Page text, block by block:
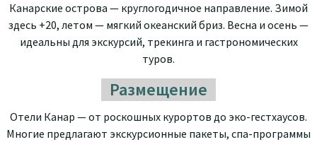
Канарские острова — круглогодичное направление. Зимой
здесь +20, летом — мягкий океанский бриз. Весна и осень —
идеальны для экскурсий, трекинга и гастрономических
туров.
Размещение
Отели Канар — от роскошных курортов до эко-гестхаусов.
Многие предлагают экскурсионные пакеты, спа-программы